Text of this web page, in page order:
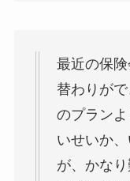
最近の保
替わりが
のプラン
いせいか
が、かな